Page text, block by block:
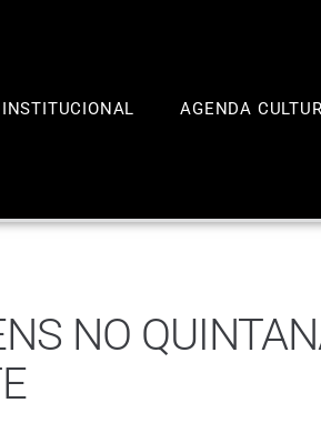
INSTITUCIONAL AGENDA
NO